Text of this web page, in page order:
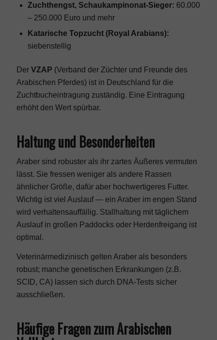
Zuchthengst, Schaukampinonat-Sieger: 60.000
– 250.000 Euro und mehr
Katarische Topzucht (Royal Arabians):
siebenstellig
Der VZAP (Verband der Züchter und Freunde des
Arabischen Pferdes) ist in Deutschland für die
Zuchtbucheintragung zuständig. Eine Eintragung
erhöht den Wert spürbar.
Haltung und Besonderheiten
Araber sind robuster als ihr zartes Äußeres vermuten
lässt. Sie fressen weniger als andere Rassen
ähnlicher Größe, dafür aber hochwertigeres Futter.
Wichtig ist viel Auslauf — ein Araber im engen Stand
wird verhaltensauffällig. Stallhaltung mit täglichem
Auslauf in großen Paddocks oder Herdenfreigang ist
optimal.
Veterinärmedizinisch gelten Araber als besonders
robust; manche genetischen Erkrankungen (z.B.
SCID, CA) lassen sich durch DNA-Tests sicher
ausschließen.
Häufige Fragen zum Arabischen